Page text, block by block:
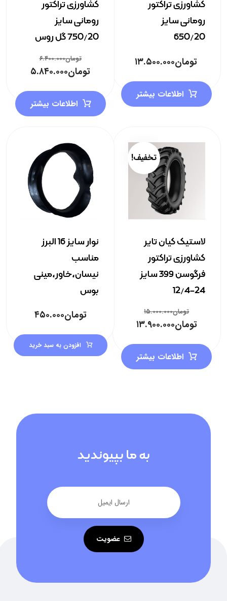
کشاورزی تراکتور
رومانی سایز
650/20
تومان۱۳.۵۰۰.۰۰۰
اطلاعات بیشتر
کشاورزی تراکتور
رومانی سایز
750/20 گل روس
تومان۶.۴۰۰.۰۰۰
تومان۵.۸۴۰.۰۰۰
اطلاعات بیشتر
لاستیک کیان تایر
کشاورزی تراکتور
فرگوسن 399 سایز
24-12/4
تومان۱۵.۰۰۰.۰۰۰
تومان۱۳.۹۰۰.۰۰۰
تخفیف!
اطلاعات بیشتر
نوار سایز 16 البرز
مناسب
نیسان،خاور،مینی
بوس
تومان۴۵۰.۰۰۰
افزودن به سبد خرید
به ما بپیوندید
عضویت